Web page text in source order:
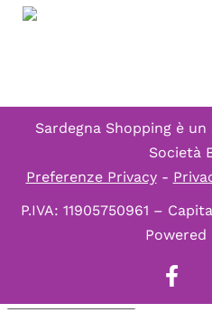
Sardegna Shopping è un
Società
Preferenze Privacy-
P.IVA: 11905750961 –
Powered